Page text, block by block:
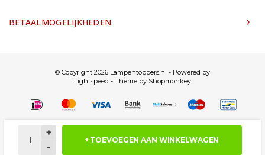
+
-
+ TOEVOEGEN AAN WINKELWAGEN
BETAALMOGELIJKHEDEN
© Copyright 2026 Lampentoppers.nl - Powered by
Lightspeed - Theme by Shopmonkey